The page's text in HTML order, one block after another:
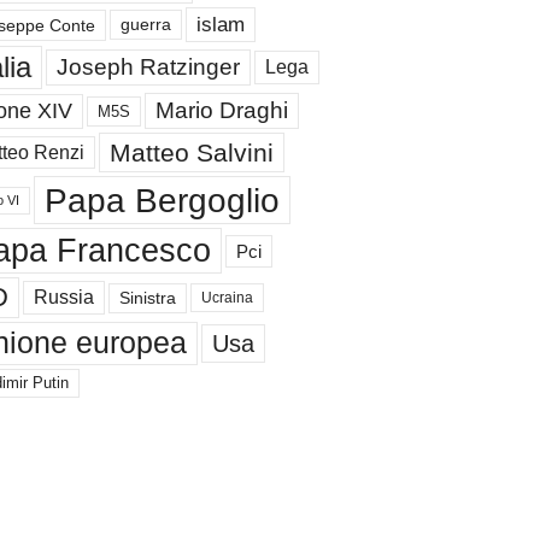
Conte guerra islam
Joseph Ratzinger Lega
XIV M5S Mario Draghi
Renzi Matteo Salvini
VI Papa Bergoglio
Francesco Pci
Russia Sinistra Ucraina
europea Usa
Putin